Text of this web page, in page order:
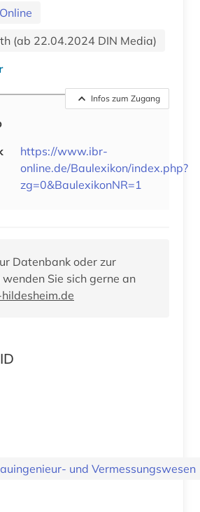
Online
(ab 22.04.2024 DIN Media)
Infos zum Zugang
https://www.ibr-
online.de/Baulexikon/index.php?
zg=0&BaulexikonNR=1
Datenbank oder zur
Sie sich gerne an
und Vermessungswesen